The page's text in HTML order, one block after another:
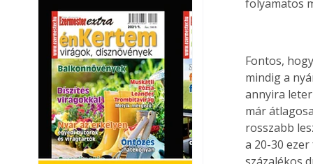
folyamatos
Fontos,
mindig a
annyira
már
rosszabb
a 20-30